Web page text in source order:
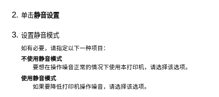
单击静音设置
设置静音模式
如有必要，请指定以下一种项目：
不使用静音模式
要想在操作噪音正常的情况下使用本打印机，请选择该选项。
使用静音模式
如果要降低打印机操作噪音，请选择该选项。